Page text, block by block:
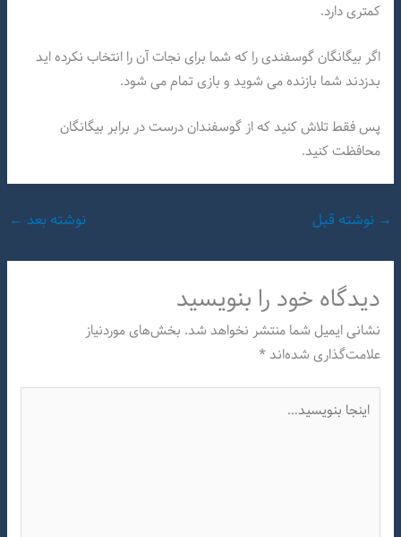
کمتری دارد.
اگر بیگانگان گوسفندی را که شما برای نجات آن را انتخاب نکرده اید
بدزدند شما بازنده می شوید و بازی تمام می شود.
پس فقط تلاش کنید که از گوسفندان درست در برابر بیگانگان
محافظت کنید.
→ نوشته قبل نوشته بعد ←
دیدگاه‌ خود را بنویسید
نشانی ایمیل شما منتشر نخواهد شد. بخش‌های موردنیاز
علامت‌گذاری شده‌اند*
بنویسید…